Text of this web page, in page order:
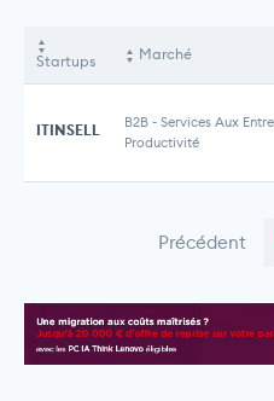
Startups Marché
ITINSELL B2B - Services Aux
Productivité
Précédent